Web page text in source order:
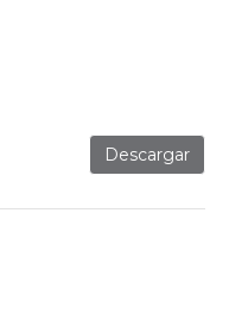
Descargar